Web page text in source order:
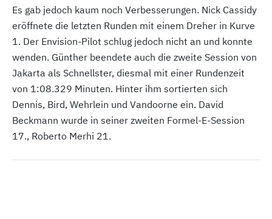
Es gab jedoch kaum noch Verbesserungen. Nick Cassidy
eröffnete die letzten Runden mit einem Dreher in Kurve
1. Der Envision-Pilot schlug jedoch nicht an und konnte
wenden. Günther beendete auch die zweite Session von
Jakarta als Schnellster, diesmal mit einer Rundenzeit
von 1:08.329 Minuten. Hinter ihm sortierten sich
Dennis, Bird, Wehrlein und Vandoorne ein. David
Beckmann wurde in seiner zweiten Formel-E-Session
17., Roberto Merhi 21.